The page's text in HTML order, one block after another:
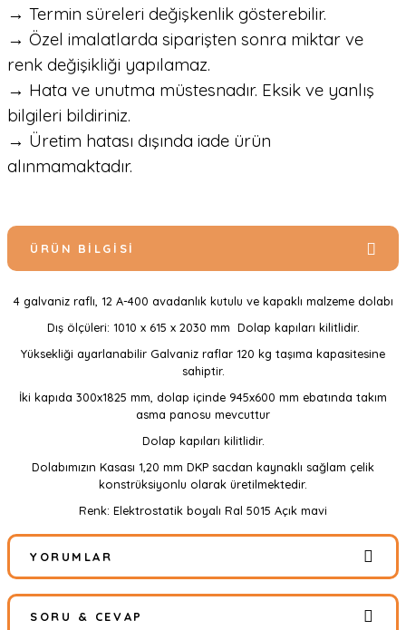
→ Termin süreleri değişkenlik gösterebilir.
→ Özel imalatlarda siparişten sonra miktar ve
renk değişikliği yapılamaz.
→ Hata ve unutma müstesnadır. Eksik ve yanlış
bilgileri bildiriniz.
→ Üretim hatası dışında iade ürün
alınmamaktadır.
ÜRÜN BILGISI
4 galvaniz raflı, 12 A-400 avadanlık kutulu ve kapaklı malzeme dolabı
Dış ölçüleri: 1010 x 615 x 2030 mm Dolap kapıları kilitlidir.
Yüksekliği ayarlanabilir Galvaniz raflar 120 kg taşıma kapasitesine
sahiptir.
İki kapıda 300x1825 mm, dolap içinde 945x600 mm ebatında takım
asma panosu mevcuttur
Dolap kapıları kilitlidir.
Dolabımızın Kasası 1,20 mm DKP sacdan kaynaklı sağlam çelik
konstrüksiyonlu olarak üretilmektedir.
Renk: Elektrostatik boyalı Ral 5015 Açık mavi
YORUMLAR
SORU & CEVAP